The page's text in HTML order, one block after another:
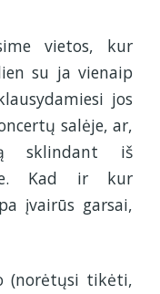
vietos, kur
su ja vienaip
jos
salėje, ar,
sklindant iš
Kad ir kur
įvairūs garsai,
(norėtųsi tikėti,